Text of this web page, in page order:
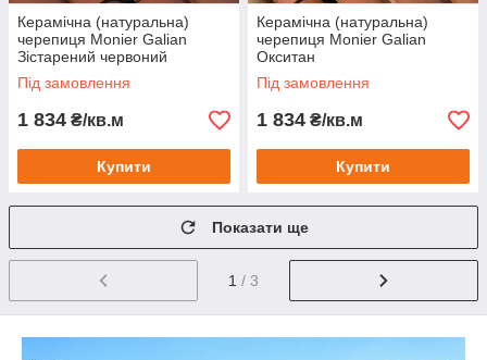
Керамічна (натуральна)
черепиця Monier Galian
Зістарений червоний
Під замовлення
1 834 ₴/кв.м
Купити
Керамічна (натуральна)
черепиця Monier Galian
Окситан
Під замовлення
1 834 ₴/кв.м
Купити
Показати ще
1 / 3